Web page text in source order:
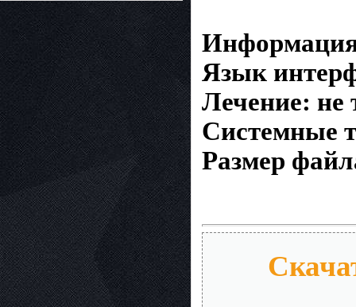
Язык
Лечение: не
Системные
Размер